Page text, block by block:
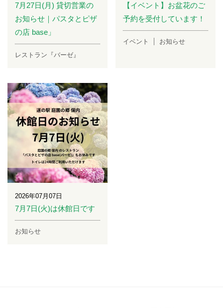
7月27日(月) 貸切営業の
お知らせ｜パスタとピザ
の店 base」
レストラン『バーゼ』
【イベント】お盆花のご
予約を受付しています！
イベント お知らせ
2026年07月07日
7月7日(火)は休館日です
お知らせ